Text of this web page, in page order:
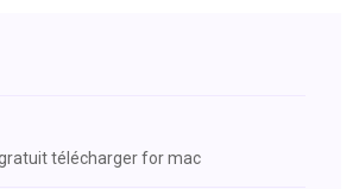
télécharger for mac